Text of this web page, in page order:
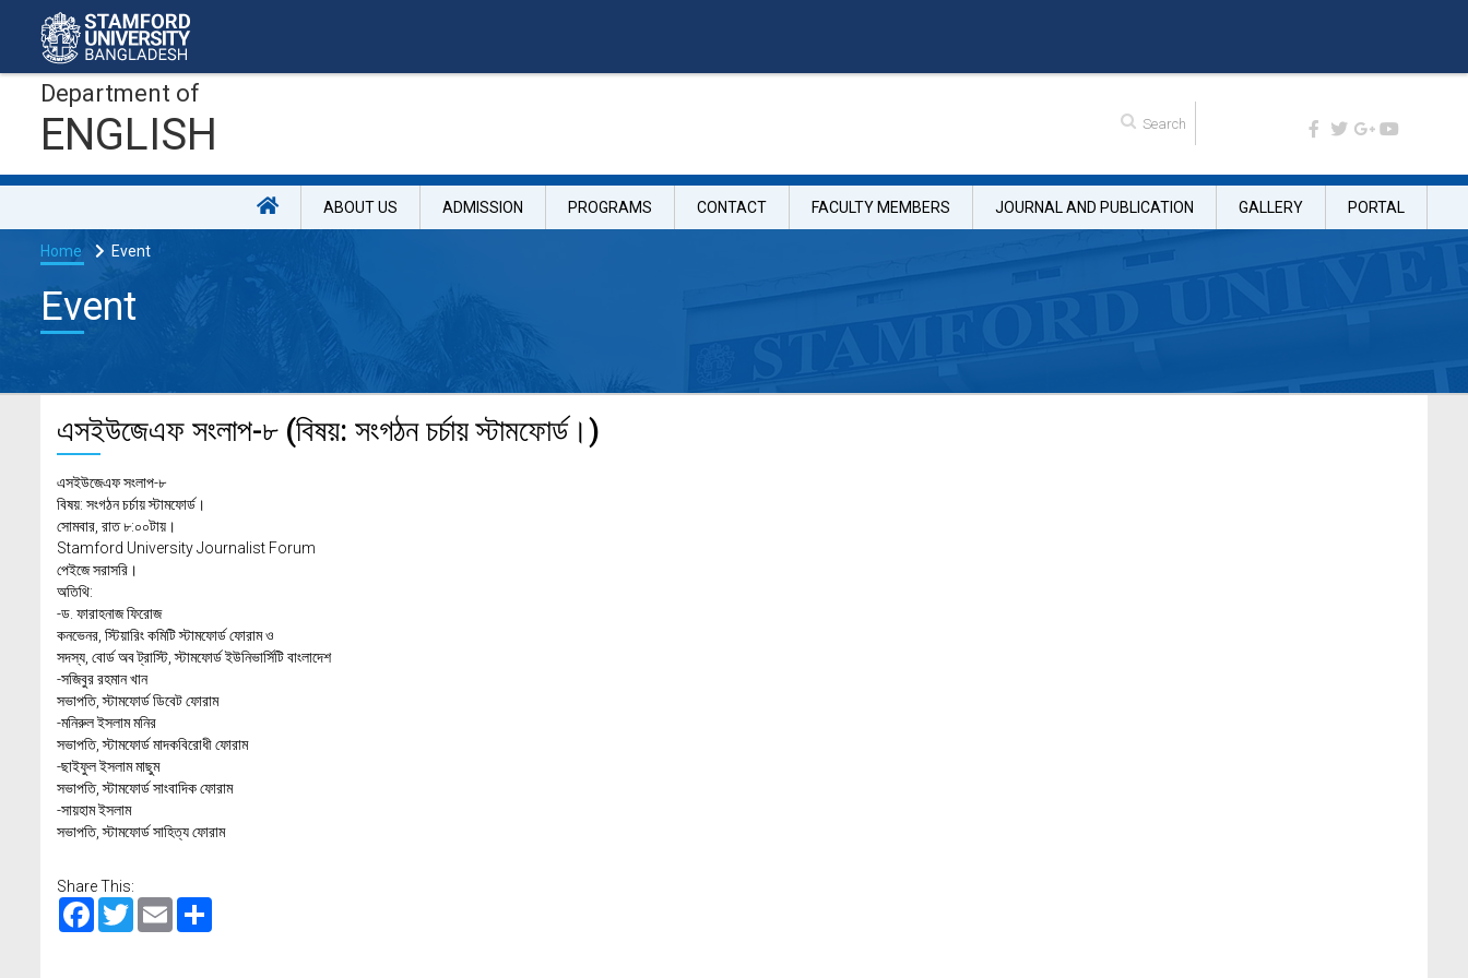
Department of
ENGLISH
ABOUT US ADMISSION PROGRAMS CONTACT FACULTY MEMBERS JOURNAL AND PUBLICATION GALLERY PORTAL
Home Event
Event
এসইউজেএফ সংলাপ-৮ (বিষয়: সংগঠন চর্চায় স্টামফোর্ড।)
এসইউজেএফ সংলাপ-৮
বিষয়: সংগঠন চর্চায় স্টামফোর্ড।
সোমবার, রাত ৮:০০টায়।
Stamford University Journalist Forum
পেইজে সরাসরি।
অতিথি:
-ড. ফারাহনাজ ফিরোজ
কনভেনর, স্টিয়ারিং কমিটি স্টামফোর্ড ফোরাম ও
সদস্য, বোর্ড অব ট্রাস্টি, স্টামফোর্ড ইউনিভার্সিটি বাংলাদেশ
-সজিবুর রহমান খান
সভাপতি, স্টামফোর্ড ডিবেট ফোরাম
-মনিরুল ইসলাম মনির
সভাপতি, স্টামফোর্ড মাদকবিরোধী ফোরাম
-ছাইফুল ইসলাম মাছুম
সভাপতি, স্টামফোর্ড সাংবাদিক ফোরাম
-সায়হাম ইসলাম
সভাপতি, স্টামফোর্ড সাহিত্য ফোরাম
Share This:
Facebook
TwitterEmail